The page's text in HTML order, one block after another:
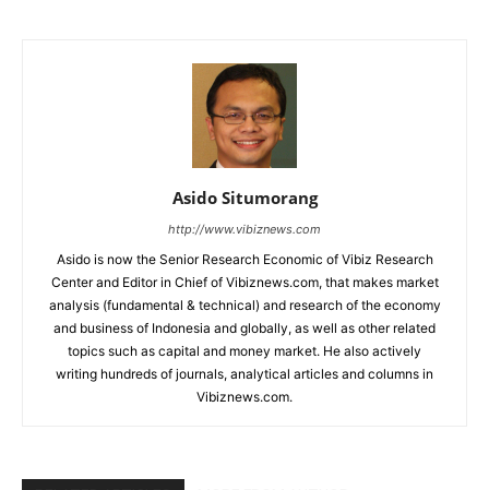
Asido Situmorang
http://www.vibiznews.com
Asido is now the Senior Research Economic of Vibiz Research
Center and Editor in Chief of Vibiznews.com, that makes market
analysis (fundamental & technical) and research of the economy
and business of Indonesia and globally, as well as other related
topics such as capital and money market. He also actively
writing hundreds of journals, analytical articles and columns in
Vibiznews.com.